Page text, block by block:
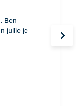
Ben
jullie je